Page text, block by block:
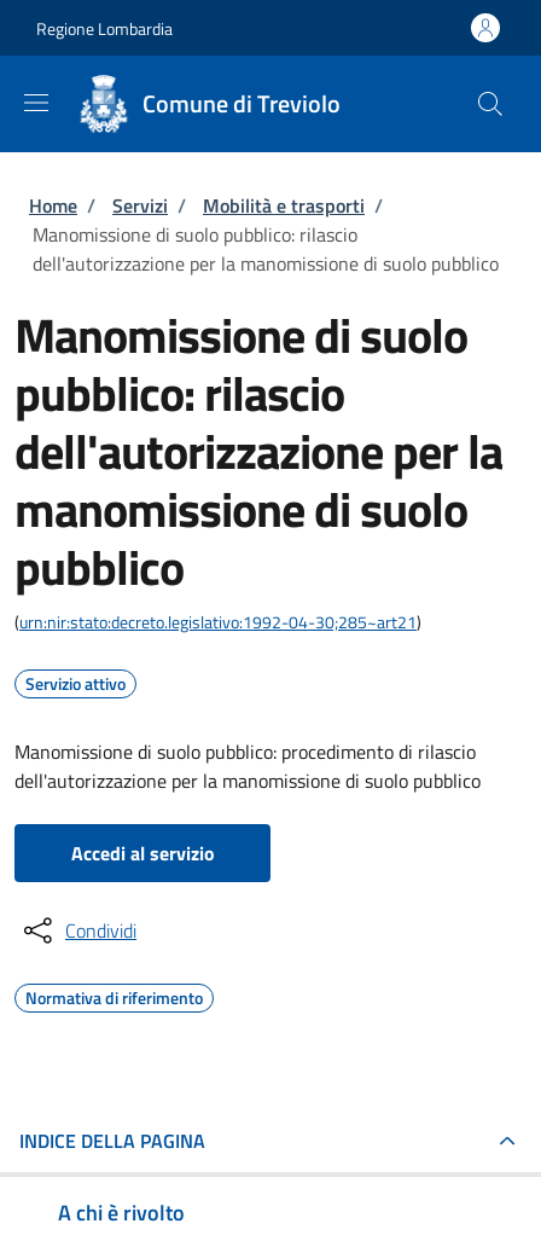
Regione Lombardia
Comune di Treviolo
Briciole di pane
Home / Servizi / Mobilità e trasporti /
Manomissione di suolo pubblico: rilascio
dell'autorizzazione per la manomissione di suolo pubblico
Manomissione di suolo
pubblico: rilascio
dell'autorizzazione per la
manomissione di suolo
pubblico
(urn:nir:stato:decreto.legislativo:1992-04-30;285~art21)
Servizio attivo
Manomissione di suolo pubblico: procedimento di rilascio
dell'autorizzazione per la manomissione di suolo pubblico
Accedi al servizio
Condividi
Normativa di riferimento
INDICE DELLA PAGINA
A chi è rivolto